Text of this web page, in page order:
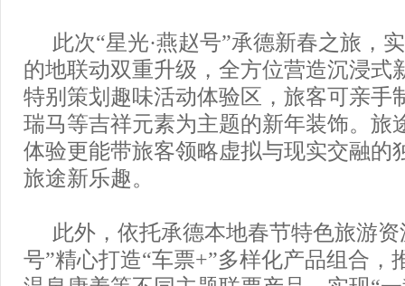
此次“星光·燕赵号”承德新春之旅，
的地联动双重升级，全方位营造沉浸式
特别策划趣味活动体验区，旅客可亲手
瑞马等吉祥元素为主题的新年装饰。旅
体验更能带旅客领略虚拟与现实交融的
旅途新乐趣。
此外，依托承德本地春节特色旅游资
号”精心打造“车票+”多样化产品组合，